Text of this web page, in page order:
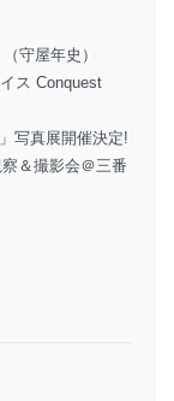
守屋年史）
ス Conquest
写真展開催決定!
＆撮影会＠三番